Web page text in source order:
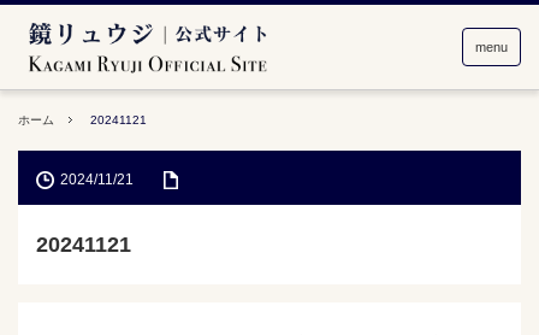
menu
ホーム 20241121
2024/11/21
20241121